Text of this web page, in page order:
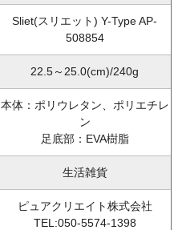
Sliet(スリエット) Y-Type AP-
508854
22.5～25.0(cm)/240g
本体：ポリウレタン、ポリエチレ
ン
足底部：EVA樹脂
生活雑貨
ピュアクリエイト株式会社
TEL:050-5574-1398